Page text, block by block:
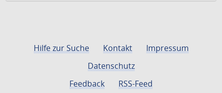
Hilfe zur Suche Kontakt
Impressum
Datenschutz
Feedback
RSS-Feed